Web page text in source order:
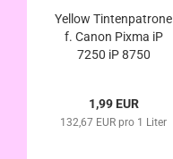
Yellow Tintenpatrone
f. Canon Pixma iP
7250 iP 8750
Füllstandsanzeige
1,99 EUR
132,67 EUR pro 1 Liter